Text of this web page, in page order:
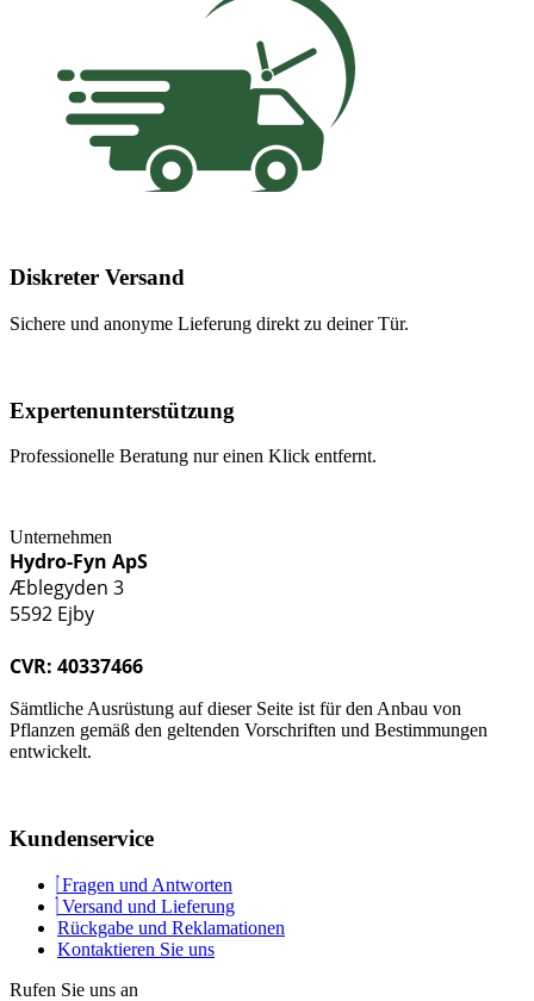
Diskreter Versand
Sichere und anonyme Lieferung direkt zu deiner Tür.
Expertenunterstützung
Professionelle Beratung nur einen Klick entfernt.
Unternehmen
Hydro-Fyn ApS
Æblegyden 3
5592 Ejby
CVR: 40337466
Sämtliche Ausrüstung auf dieser Seite ist für den Anbau von
Pflanzen gemäß den geltenden Vorschriften und Bestimmungen
entwickelt.
Kundenservice
Fragen und Antworten
Versand und Lieferung
Rückgabe und Reklamationen
Kontaktieren Sie uns
Rufen Sie uns an